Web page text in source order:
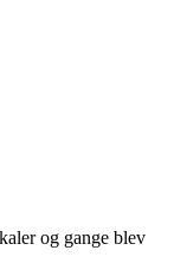
og gange blev